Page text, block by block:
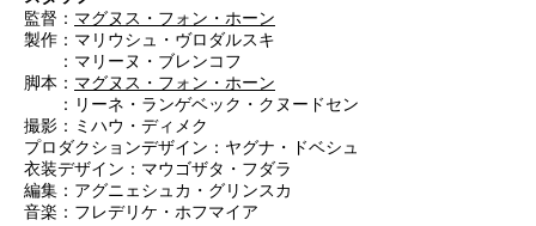
監督： マグヌス・フォン・ホーン
製作：マリウシュ・ヴロダルスキ
：マリーヌ・ブレンコフ
脚本： マグヌス・フォン・ホーン
：リーネ・ランゲベック・クヌードセン
撮影：ミハウ・ディメク
プロダクションデザイン：ヤグナ・ドベシュ
衣装デザイン：マウゴザタ・フダラ
編集：アグニェシュカ・グリンスカ
音楽：フレデリケ・ホフマイア